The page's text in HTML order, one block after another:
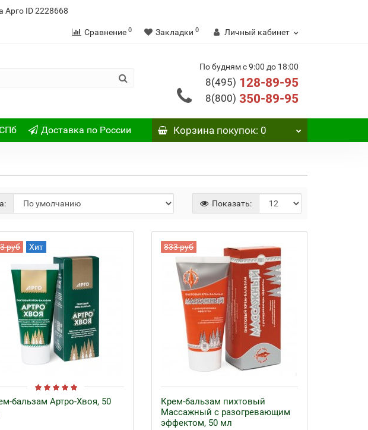
Арго ID 2228668
Сравнение 0 Закладки 0 Личный кабинет
По будням с 9:00 до 18:00
8(495) 128-89-95
8(800) 350-89-95
Доставка по России Корзинапокупок: 0
Показать:
руб Хит
бальзам Артро-Хвоя, 50
833 руб
Крем-бальзам пихтовый
Массажный с разогревающим
эффектом, 50 мл